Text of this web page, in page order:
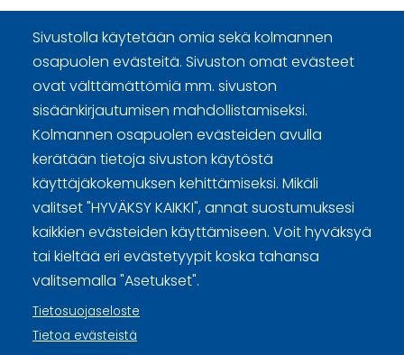
Sivustolla käytetään omia sekä kolmannen
osapuolen evästeitä. Sivuston omat evästeet
ovat välttämättömiä mm. sivuston
sisäänkirjautumisen mahdollistamiseksi.
Kolmannen osapuolen evästeiden avulla
kerätään tietoja sivuston käytöstä
käyttäjäkokemuksen kehittämiseksi. Mikäli
valitset "HYVÄKSY KAIKKI", annat suostumuksesi
kaikkien evästeiden käyttämiseen. Voit hyväksyä
tai kieltää eri evästetyypit koska tahansa
valitsemalla "Asetukset".
Tietosuojaseloste
Tietoa evästeistä
Curling Finland
Curling.fi
Curling Finland
Sivuston käyttöehdot ja sisällön käyttöoikeudet
Tietosuojaselosteet